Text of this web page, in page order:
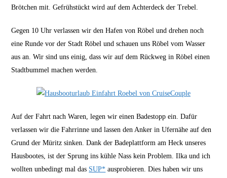
Brötchen mit. Gefrühstückt wird auf dem Achterdeck der Trebel.
Gegen 10 Uhr verlassen wir den Hafen von Röbel und drehen noch
eine Runde vor der Stadt Röbel und schauen uns Röbel vom Wasser
aus an. Wir sind uns einig, dass wir auf dem Rückweg in Röbel einen
Stadtbummel machen werden.
Auf der Fahrt nach Waren, legen wir einen Badestopp ein. Dafür
verlassen wir die Fahrrinne und lassen den Anker in Ufernähe auf den
Grund der Müritz sinken. Dank der Badeplattform am Heck unseres
Hausbootes, ist der Sprung ins kühle Nass kein Problem. Ilka und ich
wollten unbedingt mal das SUP* ausprobieren. Dies haben wir uns